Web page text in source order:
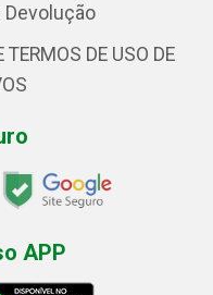
Devolução
TERMOS DE USO DE
APP